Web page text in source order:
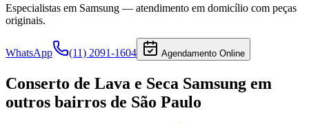
Especialistas em Samsung — atendimento em domicílio com peças
originais.
WhatsApp (11) 2091-1604 Agendamento Online
Conserto de Lava e Seca Samsung em
outros bairros de São Paulo